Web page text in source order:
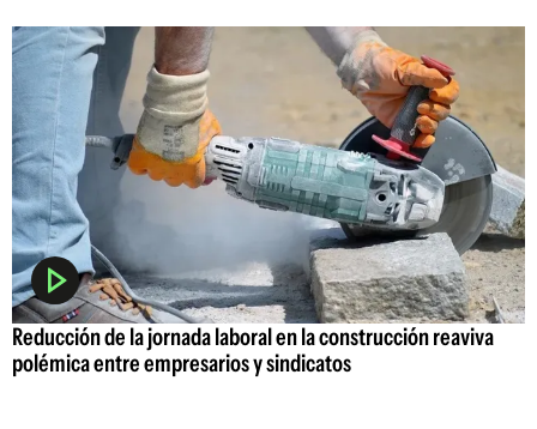
Reducción de la jornada laboral en la construcción reaviva
polémica entre empresarios y sindicatos